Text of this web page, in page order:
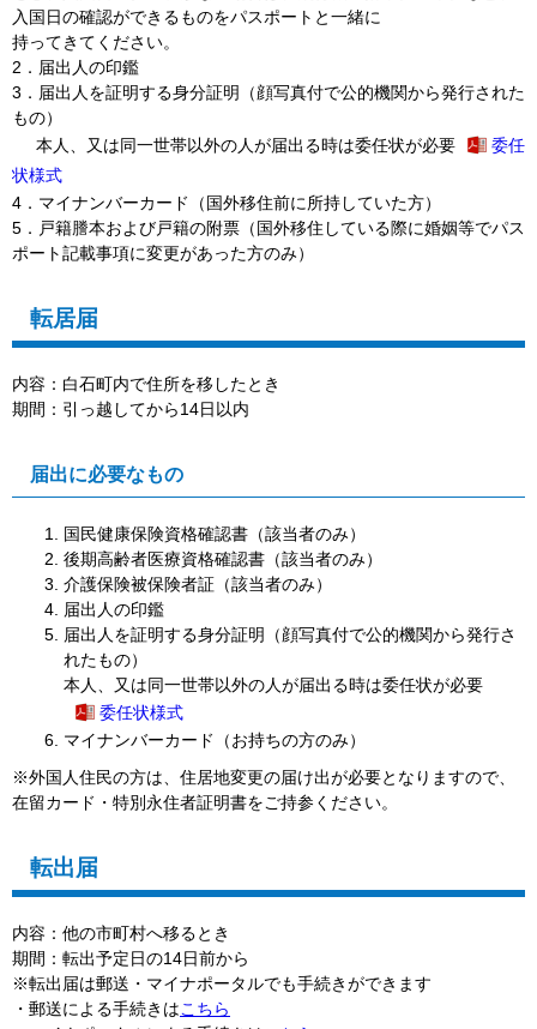
入国日の確認ができるものをパスポートと一緒に
持ってきてください。
2． 届出人の印鑑
3．届出人を証明する身分証明（顔写真付で公的機関から発行された
もの）
本人、又は同一世帯以外の人が届出る時は委任状が必要
委任
状様式
4．マイナンバーカード（国外移住前に所持していた方）
5．戸籍謄本および戸籍の附票（国外移住している際に婚姻等でパス
ポート記載事項に変更があった方のみ）
転居届
内容：白石町内で住所を移したとき
期間：引っ越してから14日以内
届出に必要なもの
国民健康保険資格確認書（該当者のみ）
後期高齢者医療資格確認書（該当者のみ）
介護保険被保険者証（該当者のみ）
届出人の印鑑
届出人を証明する身分証明（顔写真付で公的機関から発行さ
れたもの）
本人、又は同一世帯以外の人が届出る時は委任状が必要
委任状様式
マイナンバーカード（お持ちの方のみ）
※外国人住民の方は、住居地変更の届け出が必要となりますので、
在留カード・特別永住者証明書をご持参ください。
転出届
内容：他の市町村へ移るとき
期間：転出予定日の14日前から
※転出届は郵送・マイナポータルでも手続きができます
・郵送による手続きはこちら